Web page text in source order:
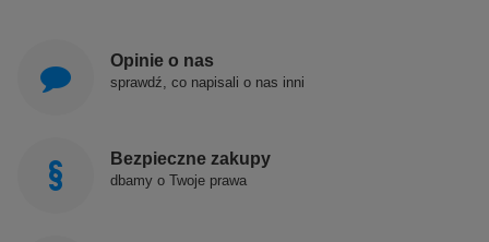
Opinie o nas
sprawdź, co napisali o nas inni
Bezpieczne zakupy
dbamy o Twoje prawa